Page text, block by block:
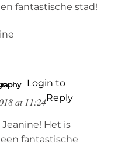
fantastische stad!
at 11:24
Login to
Reply
Het is
fantastische